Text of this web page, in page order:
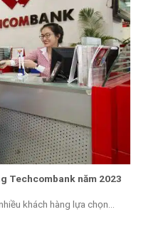
Techcombank năm 2023
khách hàng lựa chọn...